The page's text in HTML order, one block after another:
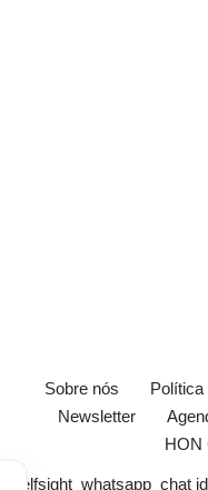
Sobre nós Política
Newsletter
HON
[elfsight_whatsapp_chat